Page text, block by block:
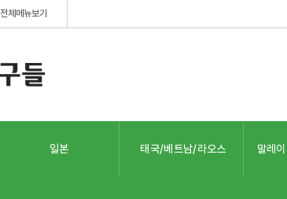
전체메뉴보기
일본 태국/베트남/라오스 말레